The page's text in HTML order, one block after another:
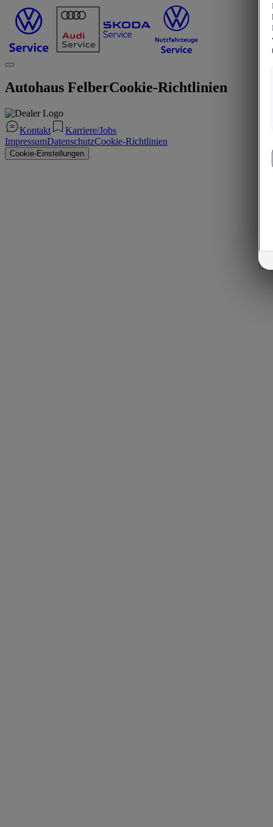
Autohaus FelberCookie-Richtlinien
Kontakt
Karriere/Jobs
ImpressumDatenschutzCookie-Richtlinien
Cookie-Einstellungen